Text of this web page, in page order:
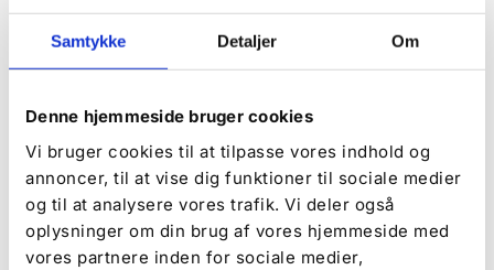
Samtykke Detaljer Om
Denne hjemmeside bruger cookies
Vi bruger cookies til at tilpasse vores indhold og
annoncer, til at vise dig funktioner til sociale medier
og til at analysere vores trafik. Vi deler også
oplysninger om din brug af vores hjemmeside med
vores partnere inden for sociale medier,
Über De Hvide Svaner Camping
Möchten Sie das Campingleben auf unserem